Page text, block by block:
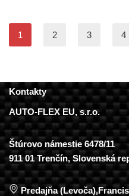
1 2 3 4
Kontakty
AUTO-FLEX EU, s.r.o.
Štúrovo námestie 6478/11
911 01 Trenčín, Slovenská
Predajňa